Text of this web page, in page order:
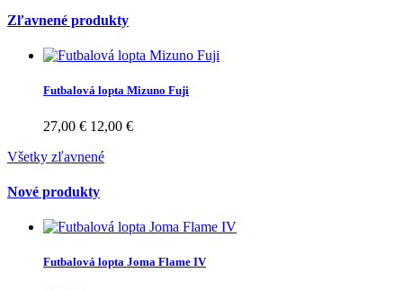
Zľavnené produkty
Futbalová lopta Mizuno Fuji
27,00 € 12,00 €
Všetky zľavnené
Nové produkty
Futbalová lopta Joma Flame IV